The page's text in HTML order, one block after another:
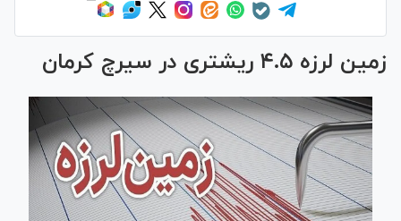
زمین لرزه ۴.۵ ریشتری در سیرچ کرمان